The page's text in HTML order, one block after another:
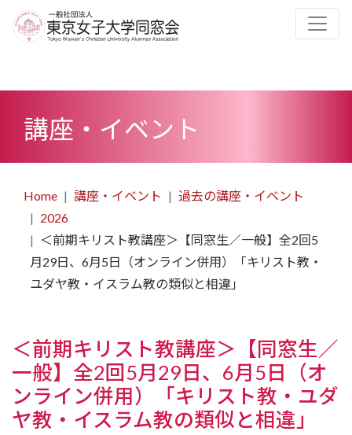
講座・イベント
Home 講座・イベント
過去の講座・イベント
2026
＜前期キリスト教講座＞【同窓生／一般】全2回5
月29日、6月5日（オンライン併用）「キリスト教・
ユダヤ教・イスラム教の類似と相違」
＜前期キリスト教講座＞【同窓生／
一般】全2回5月29日、6月5日（オ
ンライン併用）「キリスト教・ユダ
ヤ教・イスラム教の類似と相違」